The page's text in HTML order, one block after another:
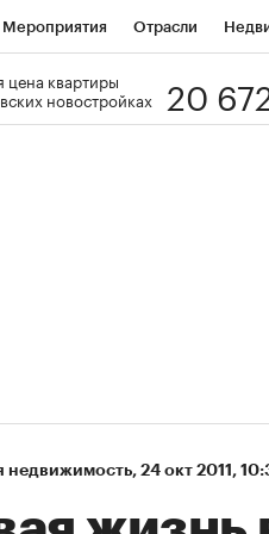
Мероприятия Отрасли
РБК Образование
цена квартиры
новостройках
20
недвижимость⁠, 24 окт 2011,